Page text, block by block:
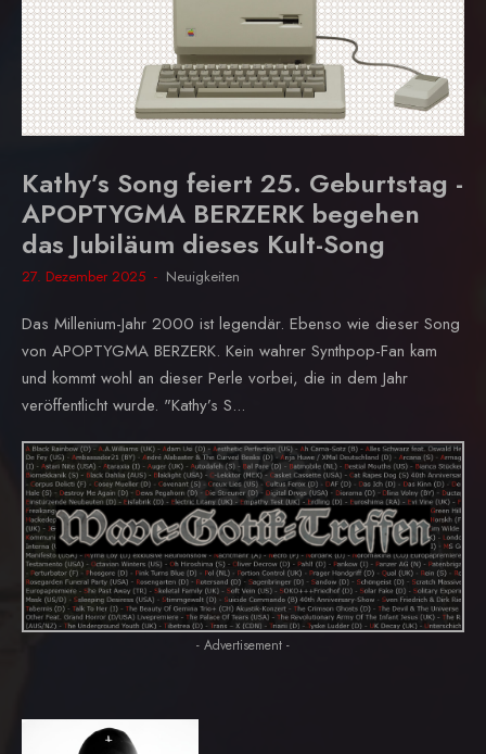
Kathy’s Song feiert 25. Geburtstag -
APOPTYGMA BERZERK begehen
das Jubiläum dieses Kult-Song
27. Dezember 2025 Neuigkeiten
Das Millenium-Jahr 2000 ist legendär. Ebenso wie dieser Song
von APOPTYGMA BERZERK. Kein wahrer Synthpop-Fan kam
und kommt wohl an dieser Perle vorbei, die in dem Jahr
veröffentlicht wurde. "Kathy’s S...
- Advertisement -